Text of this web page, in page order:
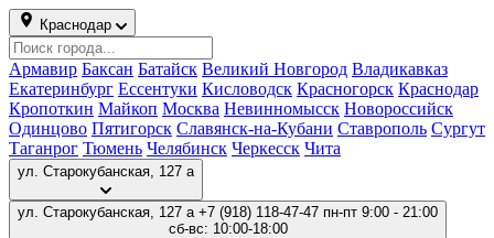
Краснодар
Армавир Баксан Батайск Великий Новгород Владикавказ
Екатеринбург Ессентуки Кисловодск Красногорск Краснодар
Кропоткин Майкоп Москва Невинномысск Новороссийск
Одинцово Пятигорск Славянск-на-Кубани Ставрополь Сургут
Таганрог Тюмень Челябинск Черкесск Чита
ул. Старокубанская, 127 а
ул. Старокубанская, 127 а +7 (918) 118-47-47 пн-пт 9:00 - 21:00
сб-вс: 10:00-18:00